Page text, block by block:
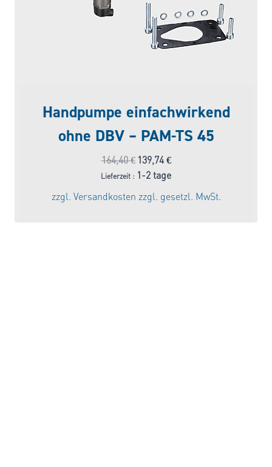
Handpumpe einfachwirkend
ohne DBV – PAM-TS 45
164,40€ Ursprünglicher
Preis
war:
164,40 €
139,74€Aktueller
Preis
Lieferzeit : 1-2 tage
zzgl. Versandkosten zzgl. gesetzl. MwSt.